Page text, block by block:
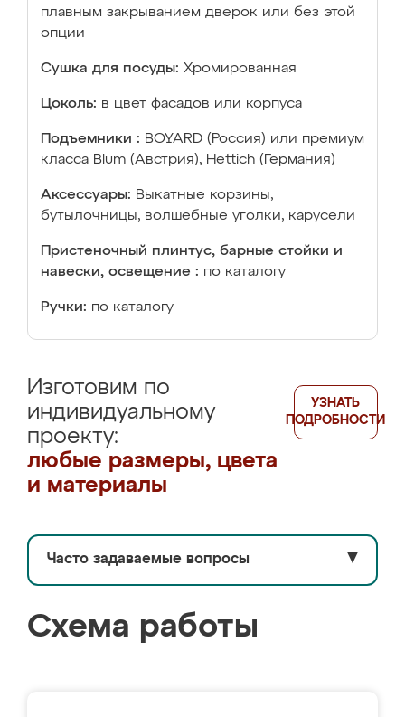
плавным закрыванием дверок или без этой
опции
Сушка для посуды: Хромированная
Цоколь: в цвет фасадов или корпуса
Подъемники : BOYARD (Россия) или премиум
класса Blum (Австрия), Hettich (Германия)
Аксессуары: Выкатные корзины,
бутылочницы, волшебные уголки, карусели
Пристеночный плинтус, барные стойки и
навески, освещение : по каталогу
Ручки: по каталогу
Изготовим по
индивидуальному
проекту:
любые размеры, цвета
и материалы
УЗНАТЬ
ПОДРОБНОСТИ
Часто задаваемые вопросы ▼
Схема работы